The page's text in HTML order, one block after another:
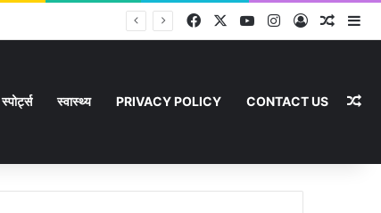
FacebookYouTubeInstagram
Log In
स्पोर्ट्स स्वास्थ्य PRIVACY POLICY CONTACT US